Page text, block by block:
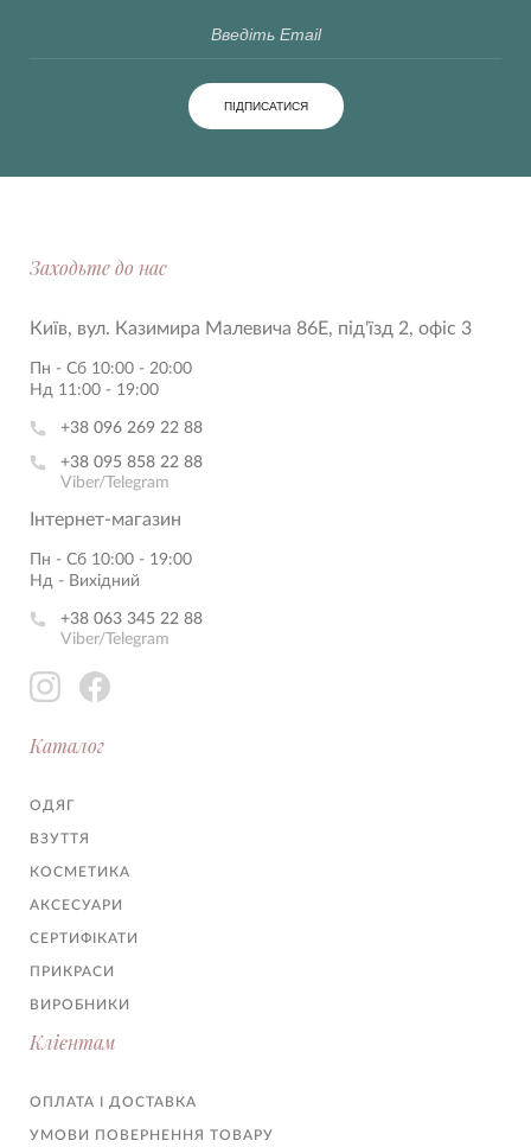
ПІДПИСАТИСЯ
Заходьте до нас
Київ, вул. Казимира Малевича 86Е, під'їзд 2, офіс 3
Пн - Сб 10:00 - 20:00
Нд 11:00 - 19:00
+38 096 269 22 88
+38 095 858 22 88
Viber/Telegram
Інтернет-магазин
Пн - Сб 10:00 - 19:00
Нд - Вихідний
+38 063 345 22 88
Viber/Telegram
Каталог
ОДЯГ
ВЗУТТЯ
КОСМЕТИКА
АКСЕСУАРИ
СЕРТИФІКАТИ
ПРИКРАСИ
ВИРОБНИКИ
Клієнтам
ОПЛАТА І ДОСТАВКА
УМОВИ ПОВЕРНЕННЯ ТОВАРУ